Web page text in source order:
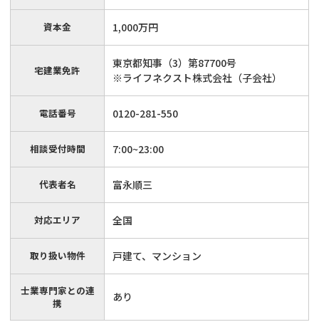
資本金 1,000万円
宅建業免許
東京都知事（3）第87700号
※ライフネクスト株式会社（子会社）
電話番号 0120-281-550
相談受付時間 7:00~23:00
代表者名 富永順三
対応エリア 全国
取り扱い物件 戸建て、マンション
士業専門家との連
携
あり